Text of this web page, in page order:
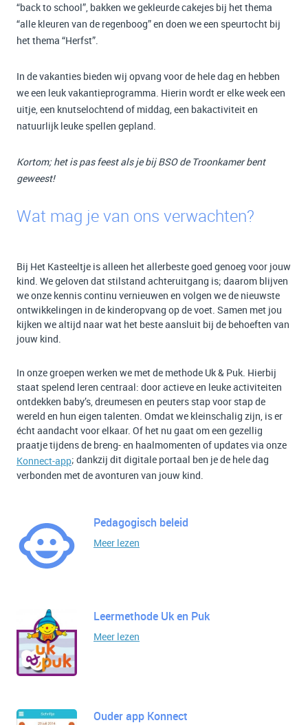
“back to school”, bakken we gekleurde cakejes bij het thema
“alle kleuren van de regenboog” en doen we een speurtocht bij
het thema “Herfst”.
In de vakanties bieden wij opvang voor de hele dag en hebben
we een leuk vakantieprogramma. Hierin wordt er elke week een
uitje, een knutselochtend of middag, een bakactiviteit en
natuurlijk leuke spellen gepland.
Kortom; het is pas feest als je bij BSO de Troonkamer bent
geweest!
Wat mag je van ons verwachten?
Bij Het Kasteeltje is alleen het allerbeste goed genoeg voor jouw
kind. We geloven dat stilstand achteruitgang is; daarom blijven
we onze kennis continu vernieuwen en volgen we de nieuwste
ontwikkelingen in de kinderopvang op de voet. Samen met jou
kijken we altijd naar wat het beste aansluit bij de behoeften van
jouw kind.
In onze groepen werken we met de methode Uk & Puk. Hierbij
staat spelend leren centraal: door actieve en leuke activiteiten
ontdekken baby’s, dreumesen en peuters stap voor stap de
wereld en hun eigen talenten. Omdat we kleinschalig zijn, is er
écht aandacht voor elkaar. Of het nu gaat om een gezellig
praatje tijdens de breng- en haalmomenten of updates via onze
Konnect-app; dankzij dit digitale portaal ben je de hele dag
verbonden met de avonturen van jouw kind.
Pedagogisch beleid
Meer lezen
Leermethode Uk en Puk
Meer lezen
Ouder app Konnect